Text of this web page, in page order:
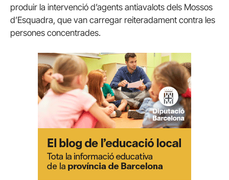
produir la intervenció d’agents antiavalots dels Mossos
d’Esquadra, que van carregar reiteradament contra les
persones concentrades.